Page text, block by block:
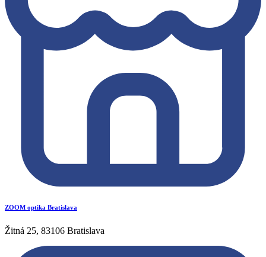
ZOOM optika Bratislava
Žitná 25, 83106 Bratislava